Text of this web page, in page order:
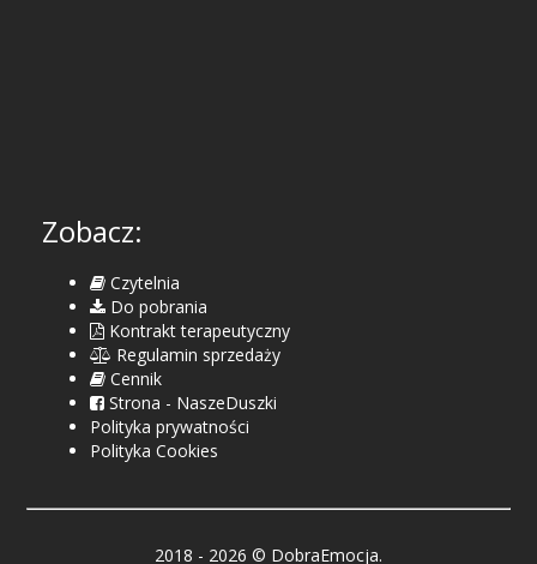
Zobacz:
Czytelnia
Do pobrania
Kontrakt terapeutyczny
Regulamin sprzedaży
Cennik
Strona - NaszeDuszki
Polityka prywatności
Polityka Cookies
2018 - 2026 © DobraEmocja.